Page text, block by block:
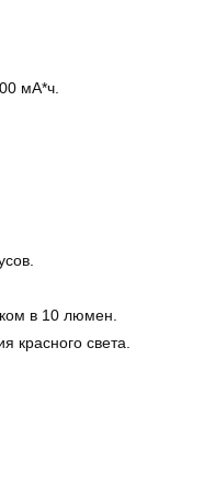
мА*ч.
в 10 люмен.
красного света.